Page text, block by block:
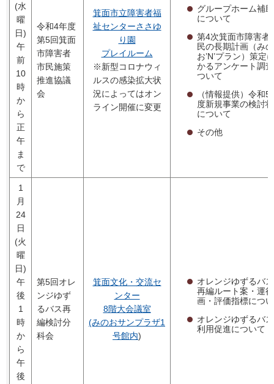
(水
曜
日)
午
前
10
時
か
ら
正
午
ま
で
令和4年度
第5回箕面
市障害者
市民施策
推進協議
会
箕面市立障害者福
祉センターささゆ
り園
プレイルーム
※新型コロナウィ
ルスの感染拡大状
況によってはオン
ライン開催に変更
グループホーム補
について
第4次箕面市障害者
民の長期計画（みの
お’N’プラン）策定
かるアンケート調
ついて
（情報提供）令和5
度新規事業の検討
について
その他
1
月
24
日
(火
曜
日)
午
後
1
時
か
ら
午
後
第5回オレ
ンジゆず
るバス再
編検討分
科会
箕面文化・交流セ
ンター
8階大会議室
(みのおサンプラザ1
号館内)
オレンジゆずるバ
再編ルート案・運
画・評価指標につ
オレンジゆずるバ
利用促進について